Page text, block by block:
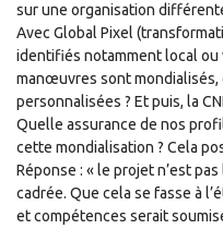
sur une organisation
Avec Global Pixel
identifiés notamment local ou
manœuvres sont
personnalisées ? Et puis, la
Quelle assurance de nos
cette mondialisation ? Cela
Réponse : « le projet n’est
cadrée. Que cela se fasse à
et compétences serait